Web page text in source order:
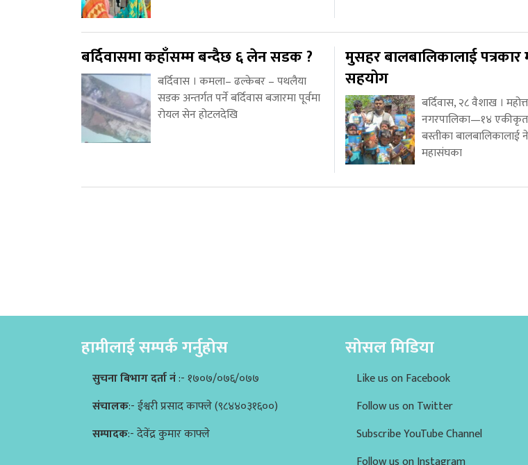
बर्दिवासमा कहाँसम्म बन्दैछ ६ लेन सडक ?
बर्दिवास । कमला– ढल्केबर – पथलैया
सडक अन्तर्गत पर्ने बर्दिवास बजारमा पूर्वमा
रोयल सेन होटलदेखि
मुसहर बालबालिकालाई पत्रकार
सहयोग
बर्दिवास, २८ वैशाख ।
नगरपालिका—१४
बस्तीका बालबालिकालाई
महासंघका
हामीलाई सम्पर्क गर्नुहोस
सुचना बिभाग दर्ता नं:- १७०७/०७६/०७७
संचालक:- ईश्वरी प्रसाद काफ्ले (९८४४०३१६००)
सम्पादक:- देवेंद्र कुमार काफ्ले
सोसल मिडिया
Like us on Facebook
Follow us on Twitter
Subscribe YouTube Channel